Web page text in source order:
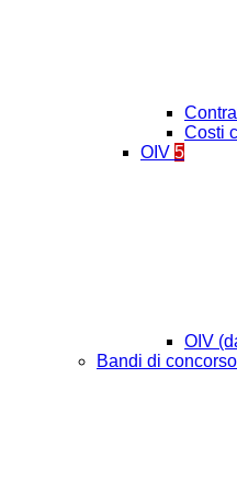
Costi
OIV 5
OIV
Bandi di concorso